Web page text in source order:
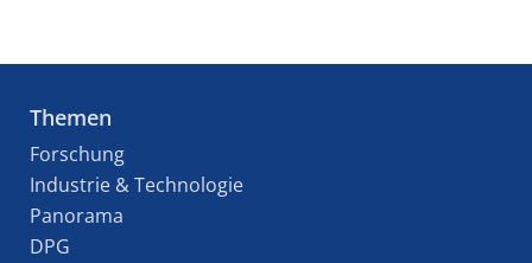
Themen
Forschung
Industrie & Technologie
Panorama
DPG